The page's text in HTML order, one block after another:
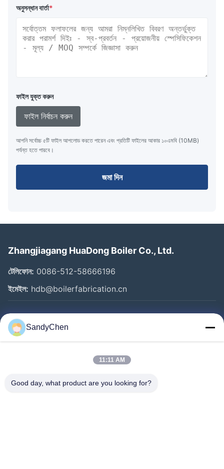
অনুসন্ধান বার্তা*
ফাইল যুক্ত করুন
ফাইল নির্বাচন করুন
আপনি সর্বোচ্চ ৫টি ফাইল আপলোড করতে পারেন এবং প্রতিটি ফাইলের আকার ১০এমবি (10MB)
পর্যন্ত হতে পারবে।
জমা দিন
Zhangjiagang HuaDong Boiler Co., Ltd.
টেলিফোন: 0086-512-58666196
ইমেইল: hdb@boilerfabrication.cn
গুরুত্বপূর্ণ সংযোগ
বাড়ি
ভিডিও
SandyChen
11:11 AM
Good day, what product are you looking for?